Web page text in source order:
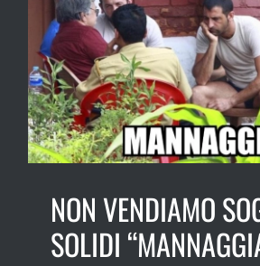
NON VENDIAMO
SOLIDI